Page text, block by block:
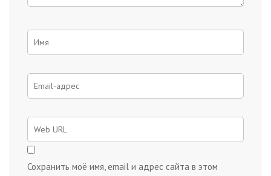
Сохранить моё имя, email и адрес сайта в этом